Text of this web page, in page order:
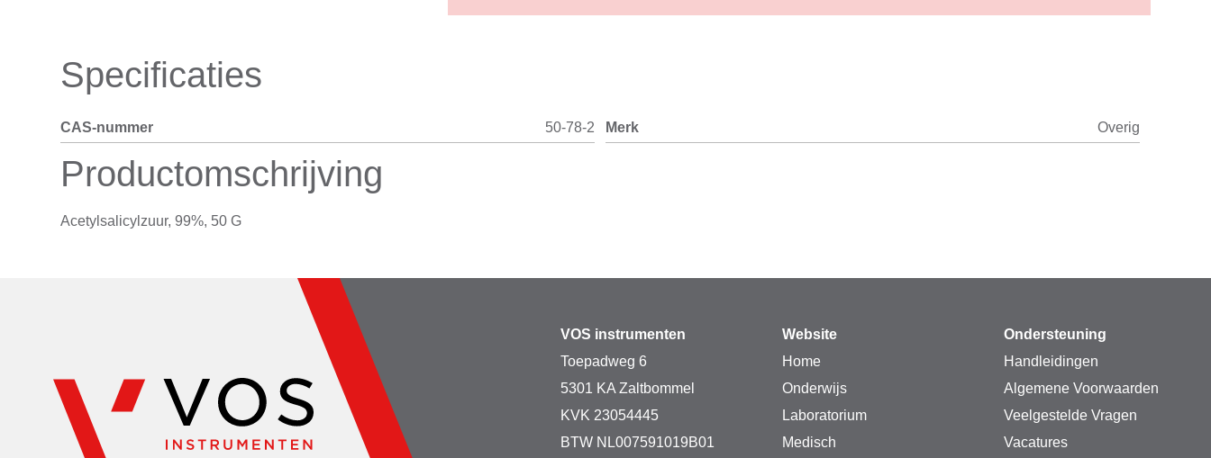
Specificaties
CAS-nummer 50-78-2 Merk Overig
Productomschrijving
Acetylsalicylzuur, 99%, 50 G
VOS instrumenten
Toepadweg 6
5301 KA Zaltbommel
KVK 23054445
BTW NL007591019B01
Website
Home
Onderwijs
Laboratorium
Medisch
Ondersteuning
Handleidingen
Algemene Voorwaarden
Veelgestelde Vragen
Vacatures